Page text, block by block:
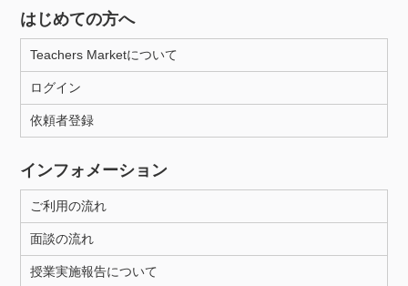
はじめての方へ
Teachers Marketについて
ログイン
依頼者登録
インフォメーション
ご利用の流れ
面談の流れ
授業実施報告について